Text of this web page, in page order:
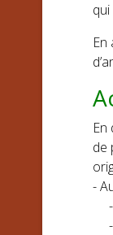
de
-
-
-